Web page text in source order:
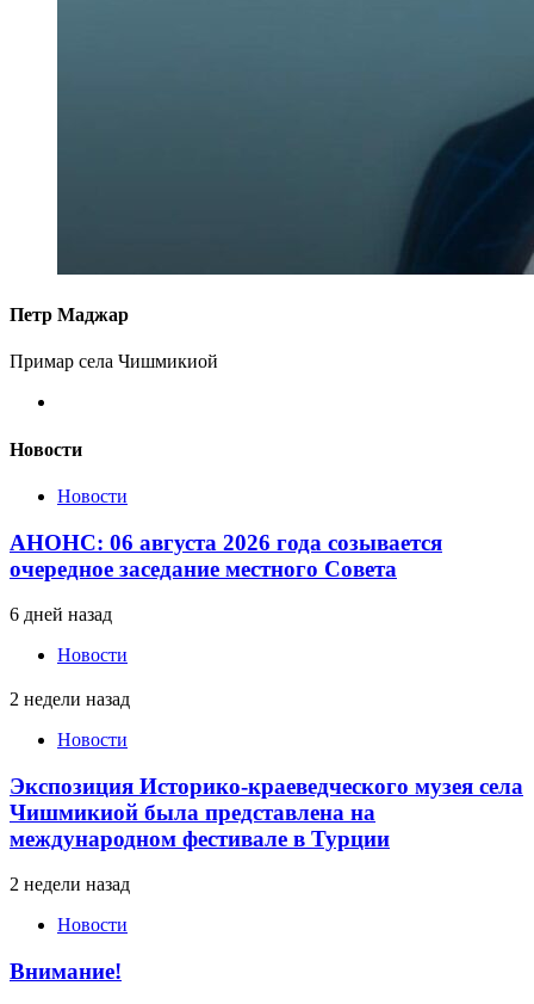
Петр Маджар
Примар села Чишмикиой
Новости
Новости
АНОНС: 06 августа 2026 года созывается
очередное заседание местного Совета
6 дней назад
Новости
2 недели назад
Новости
Экспозиция Историко-краеведческого музея села
Чишмикиой была представлена на
международном фестивале в Турции
2 недели назад
Новости
Внимание!